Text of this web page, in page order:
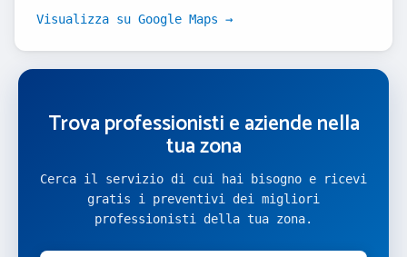
Visualizza su Google Maps →
Trova professionisti e aziende nella
tua zona
Cerca il servizio di cui hai bisogno e ricevi
gratis i preventivi dei migliori
professionisti della tua zona.